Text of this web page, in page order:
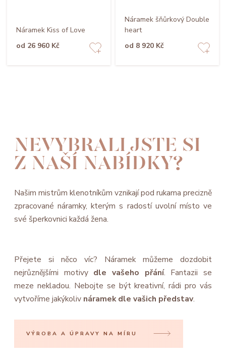
Náramek Kiss of Love
od 26 960 Kč
Náramek šňůrkový Double
heart
od 8 920 Kč
NEVYBRALI JSTE SI
Z NAŠÍ NABÍDKY?
Našim mistrům klenotníkům vznikají pod rukama precizně
zpracované náramky, kterým s radostí uvolní místo ve
své šperkovnici každá žena.
Přejete si něco víc? Náramek můžeme dozdobit
nejrůznějšími motivy dle vašeho přání. Fantazii se
meze nekladou. Nebojte se být kreativní, rádi pro vás
vytvoříme jakýkoliv náramek dle vašich představ.
VÝROBA A ÚPRAVY NA MÍRU